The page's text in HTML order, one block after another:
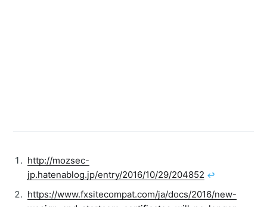
http://mozsec-
jp.hatenablog.jp/entry/2016/10/29/204852 ↩︎
https://www.fxsitecompat.com/ja/docs/2016/new-